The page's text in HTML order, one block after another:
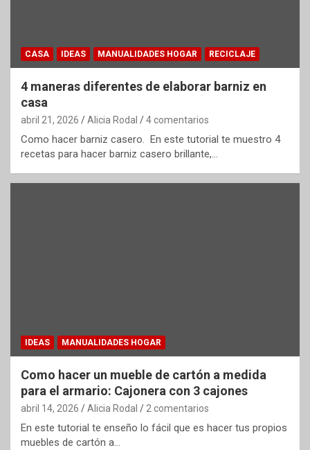
CASA IDEAS MANUALIDADES HOGAR RECICLAJE
4 maneras diferentes de elaborar barniz en
casa
abril 21, 2026 Alicia Rodal 4 comentarios
Como hacer barniz casero. En este tutorial te muestro 4
recetas para hacer barniz casero brillante,…
IDEAS MANUALIDADES HOGAR
Como hacer un mueble de cartón a medida
para el armario: Cajonera con 3 cajones
abril 14, 2026 Alicia Rodal 2 comentarios
En este tutorial te enseño lo fácil que es hacer tus propios
muebles de cartón a…